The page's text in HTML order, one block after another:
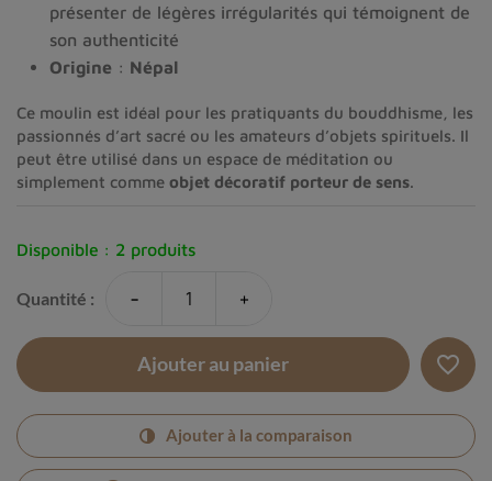
présenter de légères irrégularités qui témoignent de
son authenticité
Origine : Népal
Ce moulin est idéal pour les pratiquants du bouddhisme, les
passionnés d’art sacré ou les amateurs d’objets spirituels. Il
peut être utilisé dans un espace de méditation ou
simplement comme objet décoratif porteur de sens.
Disponible : 2 produits
Quantité : - +
Ajouter au panier favorite_border
Ajouter à la comparaison